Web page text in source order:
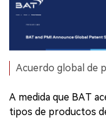
Acuerdo global de
A medida que BAT
tipos de productos